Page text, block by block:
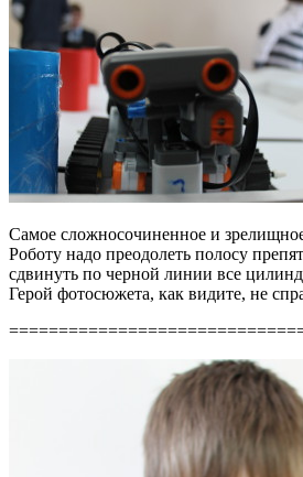
Самое сложносочиненное и
Роботу надо преодолеть полосу
сдвинуть по черной линии все
Герой фотосюжета, как видите, не